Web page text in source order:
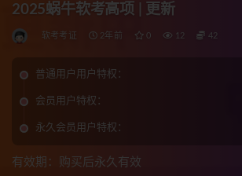
2025蜗牛软考高项 | 更新
软考考证 2年前 0 12 42
普通用户用户特权：
会员用户特权：
永久会员用户特权：
有效期：购买后永久有效